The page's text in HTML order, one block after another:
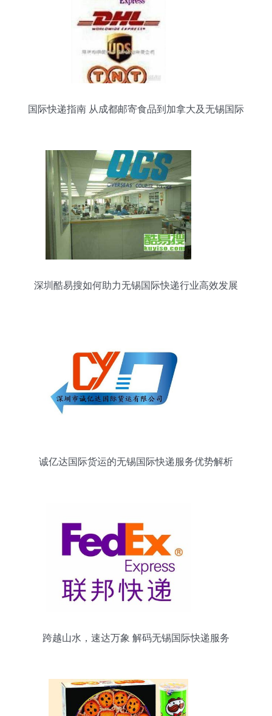
国际快递指南 从成都邮寄食品到加拿大及无锡国际
深圳酷易搜如何助力无锡国际快递行业高效发展
诚亿达国际货运的无锡国际快递服务优势解析
跨越山水，速达万象 解码无锡国际快递服务